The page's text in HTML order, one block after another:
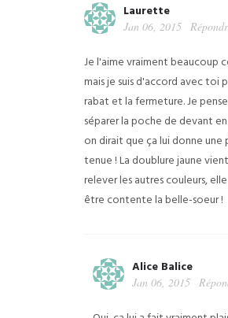
Laurette
Jan 06, 2015
Je l'aime vraiment beaucoup
mais je suis d'accord avec toi
rabat et la fermeture. Je
séparer la poche de devant
on dirait que ça lui donne une
tenue ! La doublure jaune
relever les autres couleurs,
être contente la belle-soeur !
Alice Balice
Jan 06, 2015